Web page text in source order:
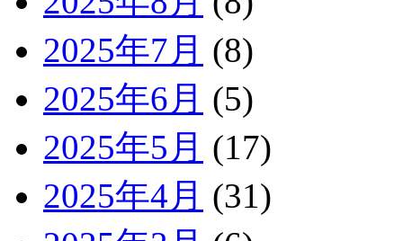
2025年7月 (8)
2025年6月 (5)
2025年5月 (17)
2025年4月 (31)